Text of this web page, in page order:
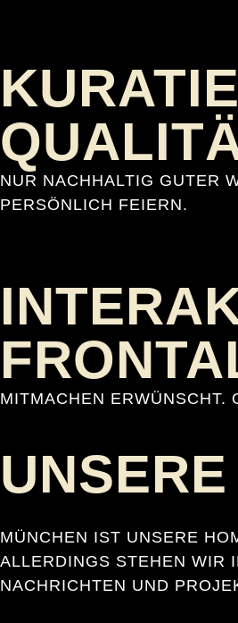
NUR NACHHALTIG GUTER
PERSÖNLICH FEIERN.
MITMACHEN ERWÜNSCHT.
MÜNCHEN IST UNSERE
ALLERDINGS STEHEN WIR
NACHRICHTEN UND